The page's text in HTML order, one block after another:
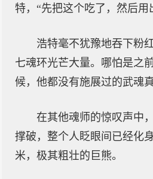
特，“先把这个吃了，然后用
浩特毫不犹豫地吞下粉
七魂环光芒大量。哪怕是之
候，他都没有施展过的武魂
在其他魂师的惊叹声中
撑破，整个人眨眼间已经化
米，极其粗壮的巨熊。